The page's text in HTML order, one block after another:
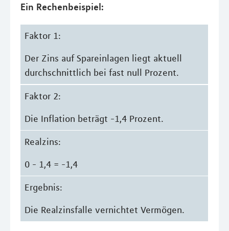
Ein Rechenbeispiel:
Faktor 1:
Der Zins auf Spareinlagen liegt aktuell
durchschnittlich bei fast null Prozent.
Faktor 2:
Die Inflation beträgt -1,4 Prozent.
Realzins:
0 - 1,4 = -1,4
Ergebnis:
Die Realzinsfalle vernichtet Vermögen.